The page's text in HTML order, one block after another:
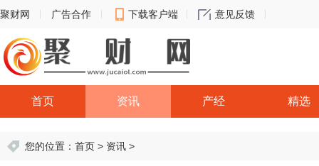
聚财网 广告合作 下载客户端 意见反馈
首页 资讯 产经 精选
您的位置： 首页 > 资讯 >